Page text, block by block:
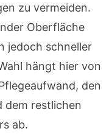
zu vermeiden.
Oberfläche
jedoch schneller
hängt hier von
den
dem restlichen
ab.